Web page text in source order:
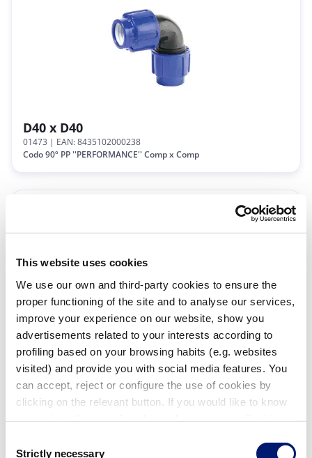
This website uses cookies
We use our own and third-party cookies to ensure the
proper functioning of the site and to analyse our services,
improve your experience on our website, show you
advertisements related to your interests according to
profiling based on your browsing habits (e.g. websites
visited) and provide you with social media features. You
can accept, reject or configure the use of cookies by
clicking on the relevant button. If you would like to know
Strictly necessary
D40 x D40
01473 | EAN: 8435102000238
Codo 90º PP ''PERFORMANCE'' Comp x Comp
Ø 50 x Ø 50
01474| EAN: 8435102000245
Codo 90º PP ''PERFORMANCE'' Comp x Comp